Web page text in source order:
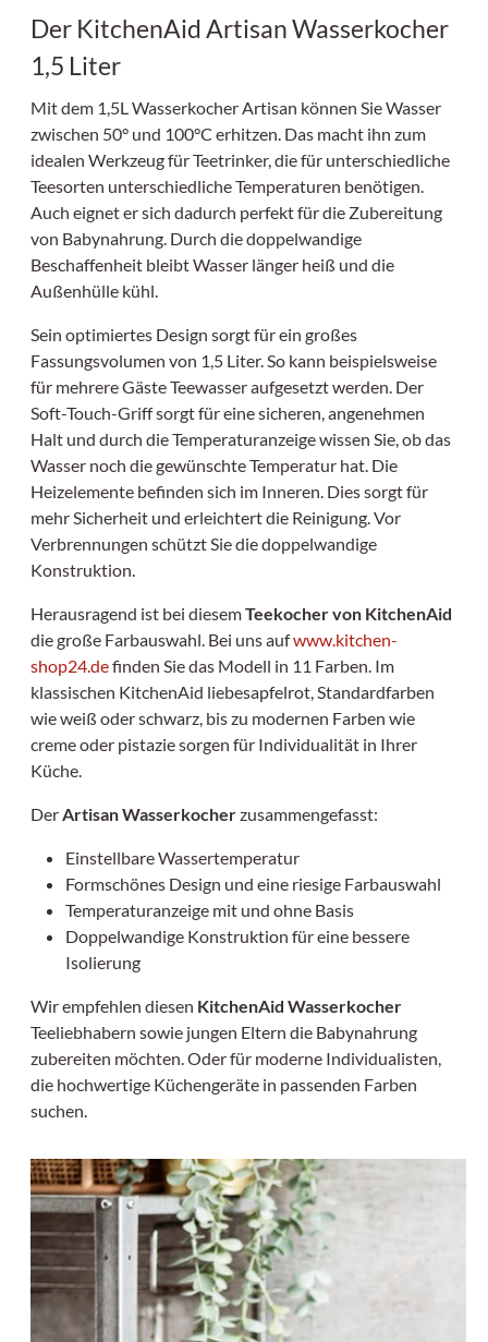
Der KitchenAid Artisan Wasserkocher
1,5 Liter
Mit dem 1,5L Wasserkocher Artisan können Sie Wasser
zwischen 50° und 100°C erhitzen. Das macht ihn zum
idealen Werkzeug für Teetrinker, die für unterschiedliche
Teesorten unterschiedliche Temperaturen benötigen.
Auch eignet er sich dadurch perfekt für die Zubereitung
von Babynahrung. Durch die doppelwandige
Beschaffenheit bleibt Wasser länger heiß und die
Außenhülle kühl.
Sein optimiertes Design sorgt für ein großes
Fassungsvolumen von 1,5 Liter. So kann beispielsweise
für mehrere Gäste Teewasser aufgesetzt werden. Der
Soft-Touch-Griff sorgt für eine sicheren, angenehmen
Halt und durch die Temperaturanzeige wissen Sie, ob das
Wasser noch die gewünschte Temperatur hat. Die
Heizelemente befinden sich im Inneren. Dies sorgt für
mehr Sicherheit und erleichtert die Reinigung. Vor
Verbrennungen schützt Sie die doppelwandige
Konstruktion.
Herausragend ist bei diesemTeekocher von KitchenAid
die große Farbauswahl. Bei uns aufwww.kitchen-
shop24.definden Sie das Modell in 11 Farben. Im
klassischen KitchenAid liebesapfelrot, Standardfarben
wie weiß oder schwarz, bis zu modernen Farben wie
creme oder pistazie sorgen für Individualität in Ihrer
Küche.
Der Artisan Wasserkocherzusammengefasst:
Einstellbare Wassertemperatur
Formschönes Design und eine riesige Farbauswahl
Temperaturanzeige mit und ohne Basis
Doppelwandige Konstruktion für eine bessere
Isolierung
Wir empfehlen diesen KitchenAid Wasserkocher
Teeliebhabern sowie jungen Eltern die Babynahrung
zubereiten möchten. Oder für moderne Individualisten,
die hochwertige Küchengeräte in passenden Farben
suchen.